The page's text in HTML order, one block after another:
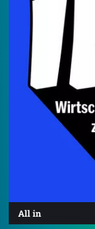
All in